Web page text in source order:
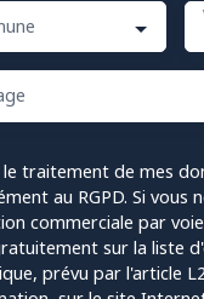
le traitement de mes
au RGPD. Si vous
commerciale par
sur la liste
prévu par l'article